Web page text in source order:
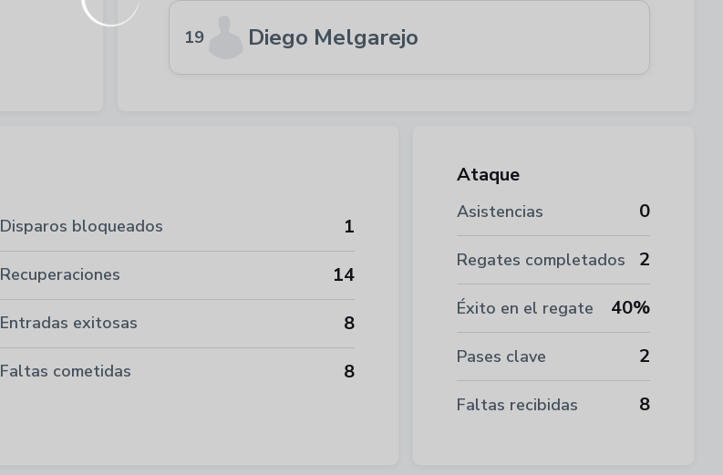
19 Diego Melgarejo
Ataque
Asistencias 0
Regates completados 2
Éxito en el regate 40%
Pases clave 2
Faltas recibidas 8
Disparos bloqueados 1
Recuperaciones 14
Entradas exitosas 8
Faltas cometidas 8